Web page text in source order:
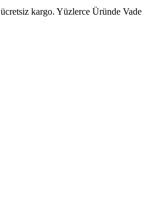
kargo. Yüzlerce Üründe Vade